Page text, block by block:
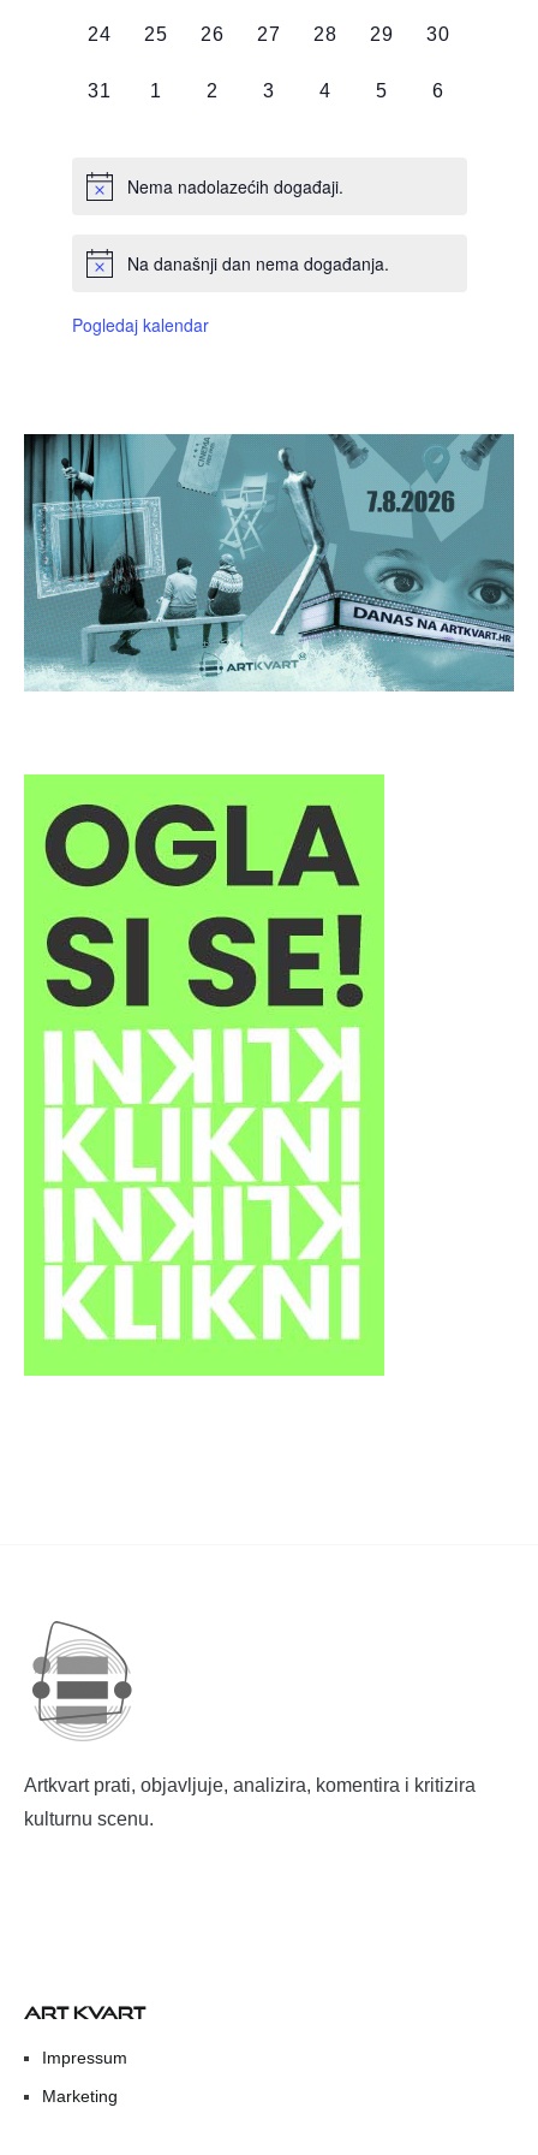
0
24
0
25
0
26
0
27
0
28
0
29
0
30
0
31
0
1
0
2
0
3
0
4
0
5
0
6
Nema nadolazećih događaji.
Na današnji dan nema događanja.
Pogledaj kalendar
Artkvart prati, objavljuje, analizira, komentira i kritizira
kulturnu scenu.
ART KVART
Impressum
Marketing